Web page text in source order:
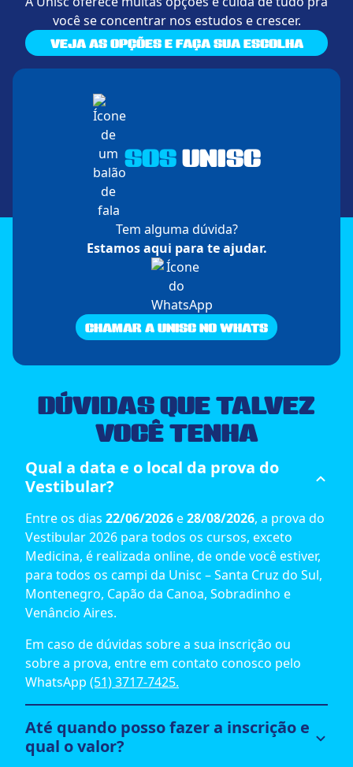
você se concentrar nos estudos e crescer.
VEJA AS OPÇÕES E FAÇA SUA ESCOLHA
SOSUNISC
Tem alguma dúvida?
Estamos aqui para te ajudar.
CHAMAR A UNISC NO WHATS
DÚVIDASQUE TALVEZ
VOCÊ TENHA
Qual a data e o local da prova do
Vestibular?
Entre os dias 22/06/2026e28/08/2026, a prova do
Vestibular 2026 para todos os cursos, exceto
Medicina, é realizada online, de onde você estiver,
para todos os campi da Unisc – Santa Cruz do Sul,
Montenegro, Capão da Canoa, Sobradinho e
Venâncio Aires.
Em caso de dúvidas sobre a sua inscrição ou
sobre a prova, entre em contato conosco pelo
WhatsApp (51) 3717-7425.
Até quando posso fazer a inscrição e
qual o valor?